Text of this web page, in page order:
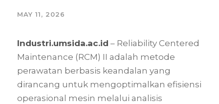
MAY 11, 2026
Industri.umsida.ac.id – Reliability Centered
Maintenance (RCM) II adalah metode
perawatan berbasis keandalan yang
dirancang untuk mengoptimalkan efisiensi
operasional mesin melalui analisis